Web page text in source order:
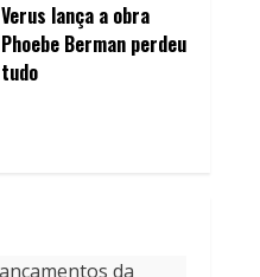
Verus lança a obra
Phoebe Berman perdeu
tudo